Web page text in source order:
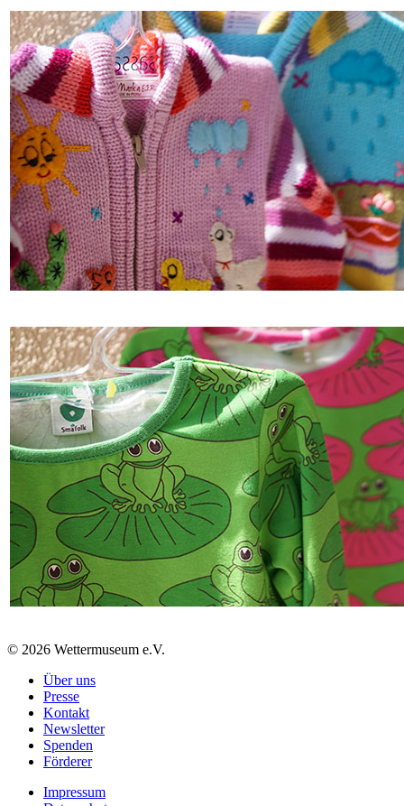
© 2026 Wettermuseum e.V.
Über uns
Presse
Kontakt
Newsletter
Spenden
Förderer
Impressum